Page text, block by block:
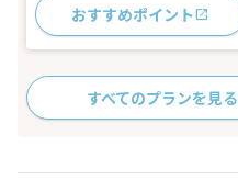
おすすめポイント
すべてのプランを見る